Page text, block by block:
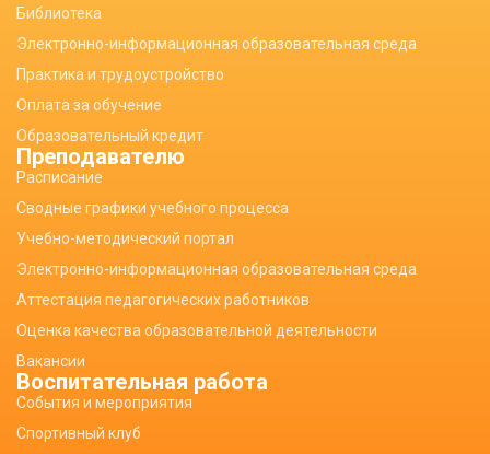
Библиотека
Электронно-информационная образовательная среда
Практика и трудоустройство
Оплата за обучение
Образовательный кредит
Преподавателю
Расписание
Сводные графики учебного процесса
Учебно-методический портал
Электронно-информационная образовательная среда
Аттестация педагогических работников
Оценка качества образовательной деятельности
Вакансии
Воспитательная работа
События и мероприятия
Спортивный клуб